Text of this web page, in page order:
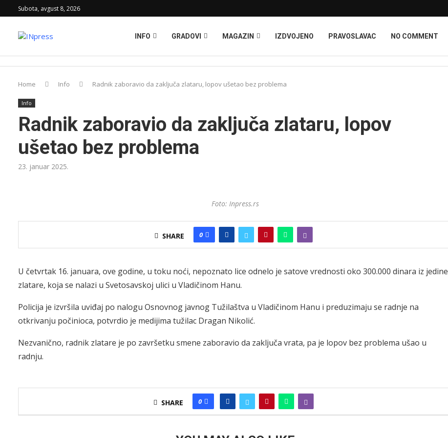
Subota, avgust 8, 2026
INFO GRADOVI MAGAZIN IZDVOJENO PRAVOSLAVAC NO COMMENT
Home Info Radnik zaboravio da zaključa zlataru, lopov ušetao bez problema
Info
Radnik zaboravio da zaključa zlataru, lopov
ušetao bez problema
23. januar 2025.
Foto: Inpress.rs
SHARE 0
U četvrtak 16. januara, ove godine, u toku noći, nepoznato lice odnelo je satove vrednosti oko 300.000 dinara iz jedine
zlatare, koja se nalazi u Svetosavskoj ulici u Vladičinom Hanu.
Policija je izvršila uviđaj po nalogu Osnovnog javnog Tužilaštva u Vladičinom Hanu i preduzimaju se radnje na
otkrivanju počinioca, potvrdio je medijima tužilac Dragan Nikolić.
Nezvanično, radnik zlatare je po završetku smene zaboravio da zaključa vrata, pa je lopov bez problema ušao u
radnju.
SHARE 0